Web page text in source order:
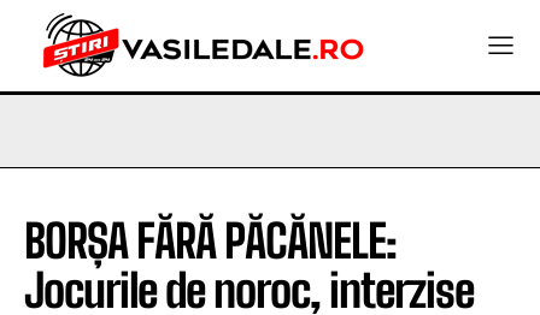
BORȘA FĂRĂ PĂCĂNELE:
Jocurile de noroc, interzise